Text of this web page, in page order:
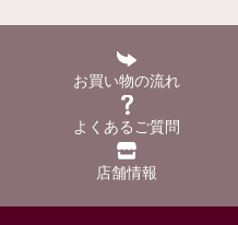
お買い物の流れ
よくあるご質問
店舗情報